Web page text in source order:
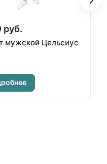
руб.
мужской Цельсиус